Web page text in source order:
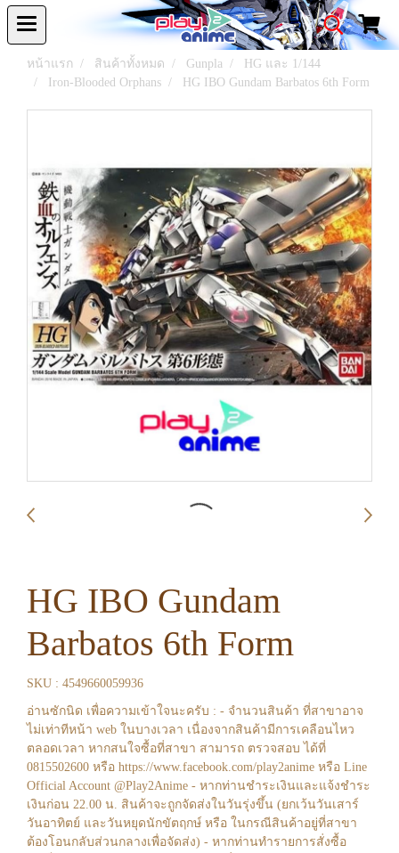
หน้าแรก สินค้าทั้งหมด Gunpla
HG และ 1/144
Iron-Blooded Orphans
HG IBO Gundam Barbatos 6th Form
HG IBO Gundam
Barbatos 6th Form
SKU : 4549660059936
อ่านซักนิด เพื่อความเข้าใจนะครับ : - จำนวนสินค้า ที่สาขาอาจ
ไม่เท่าทีหน้า web ในบางเวลา เนื่องจากสินค้ามีการเคลือนไหว
ตลอดเวลา หากสนใจซื้อที่สาขา สามารถ ตรวจสอบ ได้ที่
0815502600 หรือ https://www.facebook.com/play2anime หรือ Line
Official Account @Play2Anime - หากท่านชำระเงินและแจ้งชำระ
เงินก่อน 22.00 น. สินค้าจะถูกจัดส่งในวันรุ่งขึ้น (ยกเว้นวันเสาร์
วันอาทิตย์ และวันหยุดนักขัตฤกษ์ หรือ ในกรณีสินค้าอยู่ที่สาขา
ต้องโอนกลับส่วนกลางเพื่อจัดส่ง) - หากท่านทำรายการสั่งซื้อ